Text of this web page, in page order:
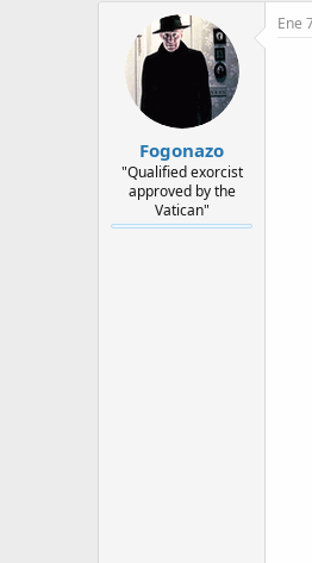
Fogonazo
"Qualified exorcist
approved by the
Vatican"
Ene